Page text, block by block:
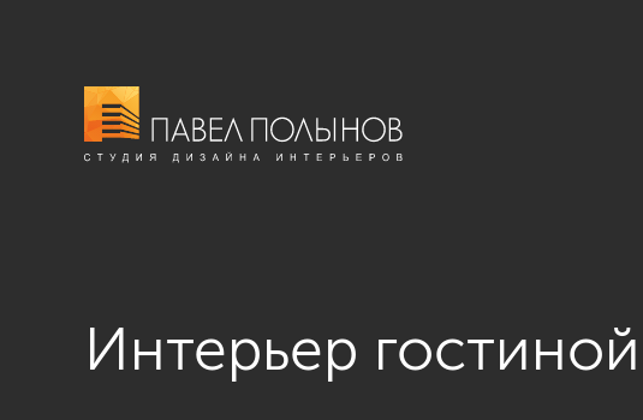
Интерьер